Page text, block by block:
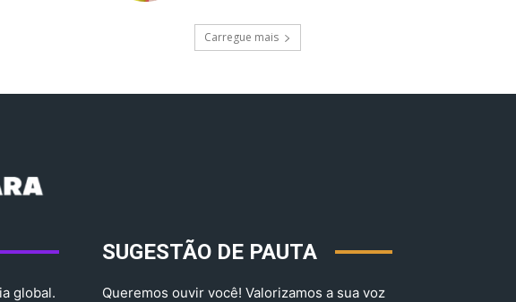
Carregue mais
global.
SUGESTÃO DE PAUTA
Queremos ouvir você! Valorizamos a sua voz